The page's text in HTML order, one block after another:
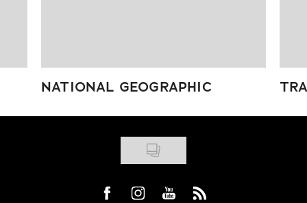
NATIONAL GEOGRAPHIC
Visit us on Facebook
Visit us on Instagram
Visit us on Youtube
Visit us on Rss